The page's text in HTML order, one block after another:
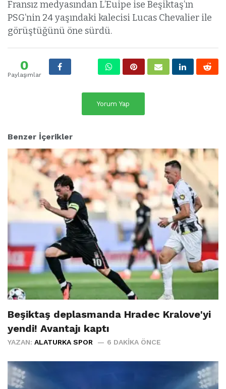
Fransız medyasından L’Euipe ise Beşiktaş’ın
PSG’nin 24 yaşındaki kalecisi Lucas Chevalier ile
görüştüğünü öne sürdü.
0
Paylaşımlar
Yorum Yap
Benzer İçerikler
Beşiktaş deplasmanda Hradec Kralove'yi
yendi! Avantajı kaptı
YAZAN: ALATURKA SPOR 6 DAKIKA ÖNCE